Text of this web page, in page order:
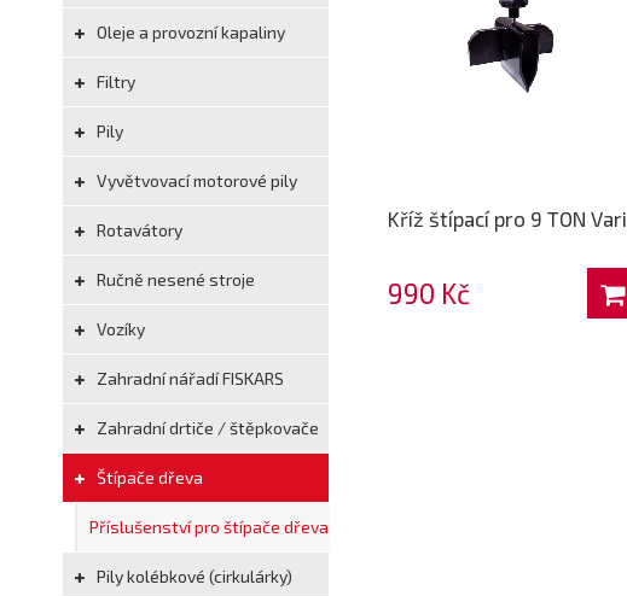
Oleje a provozní kapaliny
Filtry
Pily
Vyvětvovací motorové pily
Rotavátory
Ručně nesené stroje
Vozíky
Zahradní nářadí FISKARS
Zahradní drtiče / štěpkovače
Štípače dřeva
Příslušenství pro štípače dřeva
Pily kolébkové (cirkulárky)
Kříž štípací pro 9 TON Vari
990 Kč